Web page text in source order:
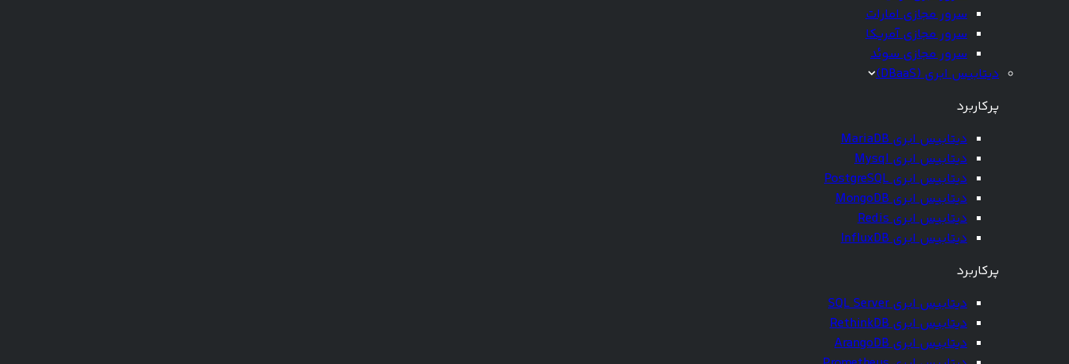
سرور مجازی امارات
سرور مجازی آمریکا
سرور مجازی سوئد
دیتابیس ابری (DBaaS)
پرکاربرد
دیتابیس ابری MariaDB
دیتابیس ابری Mysql
دیتابیس ابری PostgreSQL
دیتابیس ابری MongoDB
دیتابیس ابری Redis
دیتابیس ابری InfluxDB
پرکاربرد
دیتابیس ابری SQL Server
دیتابیس ابری RethinkDB
دیتابیس ابری ArangoDB